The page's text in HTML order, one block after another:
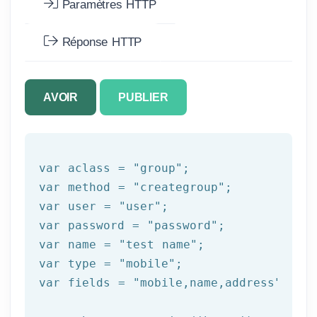
Paramètres HTTP
Réponse HTTP
AVOIR PUBLIER
var aclass = "group" ;
var method =
"creategroup" ;
var user =
"user" ;
var password =
"password" ;
var name =
"test name" ;
var type = "mobile" ;
var fields =
"mobile,name,address"